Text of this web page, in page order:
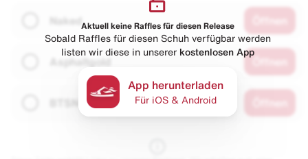
Naked
Asphaltgold
Aktuell keine Raffles für diesen Release
Sobald Raffles für diesen Schuh verfügbar werden
listen wir diese in unserer kostenlosen App
App herunterladen
Für iOS & Android